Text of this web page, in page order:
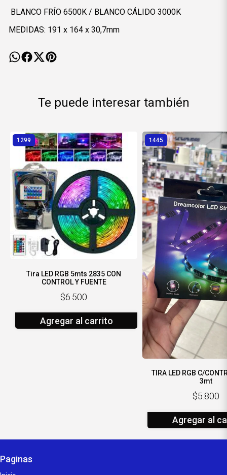
BLANCO FRÍO 6500K / BLANCO CÁLIDO 3000K
MEDIDAS: 191 x 164 x 30,7mm
Te puede interesar también
1299
Tira LED RGB 5mts 2835 CON
CONTROL Y FUENTE
$6.500
Agregar al carrito
1445
TIRA LED RGB C/
3mt
$5.800
Agregar al
Paginas